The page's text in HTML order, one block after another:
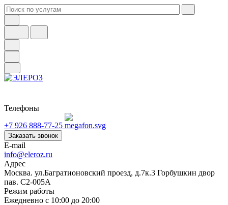
Телефоны
+7 926 888-77-25
Заказать звонок
E-mail
info@eleroz.ru
Адрес
Москва. ул.Багратионовский проезд, д.7к.3 Горбушкин двор
пав. C2-005A
Режим работы
Ежедневно с 10:00 до 20:00